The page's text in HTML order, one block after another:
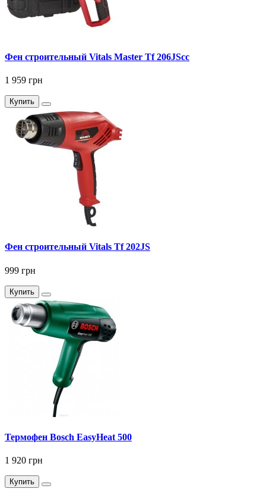
Фен строительный Vitals Master Tf 206JScc
1 959 грн
Купить
Фен строительный Vitals Tf 202JS
999 грн
Купить
Термофен Bosch EasyHeat 500
1 920 грн
Купить